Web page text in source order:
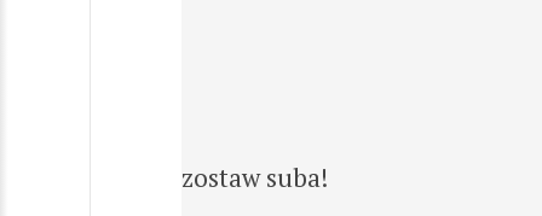
zostaw suba!